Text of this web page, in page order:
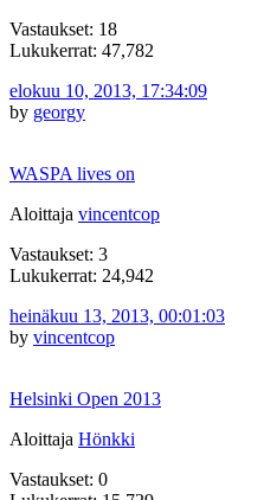
Vastaukset: 18
Lukukerrat: 47,782
elokuu 10, 2013, 17:34:09
by georgy
WASPA lives on
Aloittaja vincentcop
Vastaukset: 3
Lukukerrat: 24,942
heinäkuu 13, 2013, 00:01:03
by vincentcop
Helsinki Open 2013
Aloittaja Hönkki
Vastaukset: 0